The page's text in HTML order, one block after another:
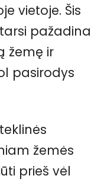
vietoje. Šis
pažadina
žemę ir
pasirodys
žemės
prieš vėl